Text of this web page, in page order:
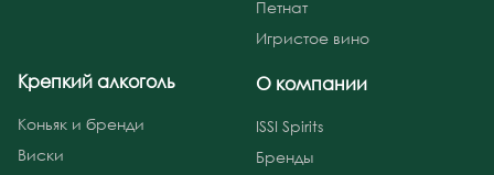
Петнат
Игристое вино
Крепкий алкоголь
Коньяк и бренди
Виски
О компании
ISSI Spirits
Бренды